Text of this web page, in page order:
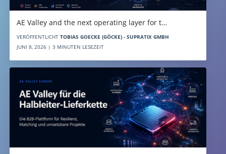
AE Valley and the next operating layer for t…
VERÖFFENTLICHT TOBIAS GOECKE (GÖCKE) - SUPRATIX GMBH
JUNI 8, 2026 | 3 MINUTEN LESEZEIT